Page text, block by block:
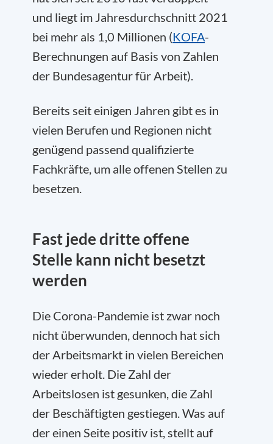
und liegt im Jahresdurchschnitt 2021
bei mehr als 1,0 Millionen (KOFA-
Berechnungen auf Basis von Zahlen
der Bundesagentur für Arbeit).
Bereits seit einigen Jahren gibt es in
vielen Berufen und Regionen nicht
genügend passend qualifizierte
Fachkräfte, um alle offenen Stellen zu
besetzen.
Fast jede dritte offene
Stelle kann nicht besetzt
werden
Die Corona-Pandemie ist zwar noch
nicht überwunden, dennoch hat sich
der Arbeitsmarkt in vielen Bereichen
wieder erholt. Die Zahl der
Arbeitslosen ist gesunken, die Zahl
der Beschäftigten gestiegen. Was auf
der einen Seite positiv ist, stellt auf